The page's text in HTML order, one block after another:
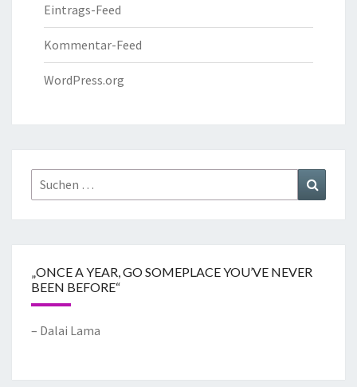
Eintrags-Feed
Kommentar-Feed
WordPress.org
„ONCE A YEAR, GO SOMEPLACE YOU’VE NEVER
BEEN BEFORE“
– Dalai Lama